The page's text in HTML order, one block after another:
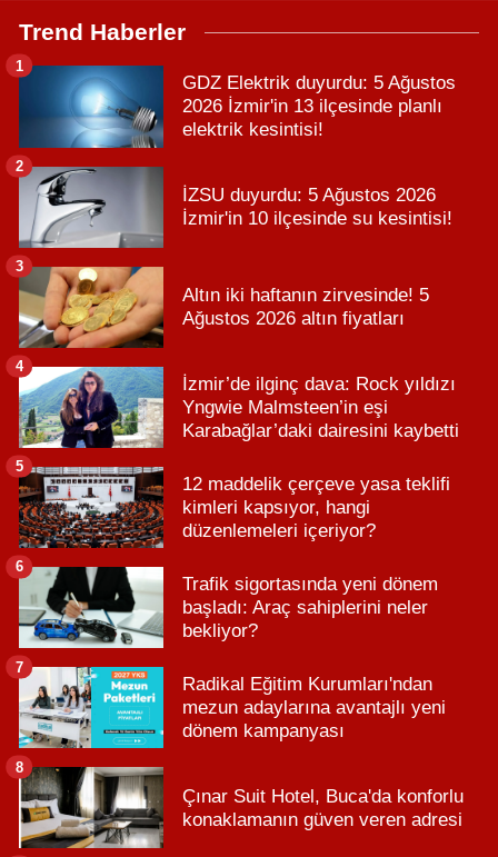
Trend Haberler
GDZ Elektrik duyurdu: 5 Ağustos
2026 İzmir'in 13 ilçesinde planlı
elektrik kesintisi!
1
İZSU duyurdu: 5 Ağustos 2026
İzmir'in 10 ilçesinde su kesintisi!
2
Altın iki haftanın zirvesinde! 5
Ağustos 2026 altın fiyatları
3
İzmir’de ilginç dava: Rock yıldızı
Yngwie Malmsteen’in eşi
Karabağlar’daki dairesini kaybetti
4
12 maddelik çerçeve yasa teklifi
kimleri kapsıyor, hangi
düzenlemeleri içeriyor?
5
Trafik sigortasında yeni dönem
başladı: Araç sahiplerini neler
bekliyor?
6
Radikal Eğitim Kurumları'ndan
mezun adaylarına avantajlı yeni
dönem kampanyası
7
Çınar Suit Hotel, Buca'da konforlu
konaklamanın güven veren adresi
8